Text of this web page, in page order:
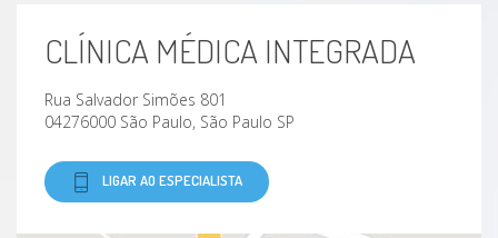
CLÍNICA MÉDICA INTEGRADA
Rua Salvador Simões 801
04276000 São Paulo, São Paulo SP
LIGAR AO ESPECIALISTA